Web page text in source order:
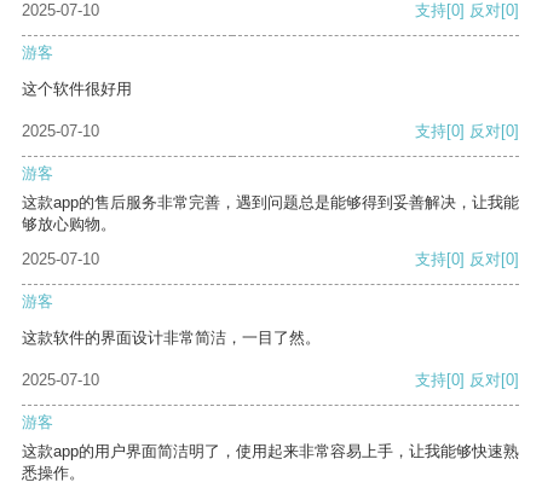
2025-07-10 支持[0] 反对[0]
游客
这个软件很好用
2025-07-10 支持[0] 反对[0]
游客
这款app的售后服务非常完善，遇到问题总是能够得到妥善解决，让我能
够放心购物。
2025-07-10
支持[0] 反对[0]
游客
这款软件的界面设计非常简洁，一目了然。
2025-07-10 支持[0] 反对[0]
游客
这款app的用户界面简洁明了，使用起来非常容易上手，让我能够快速熟
悉操作。